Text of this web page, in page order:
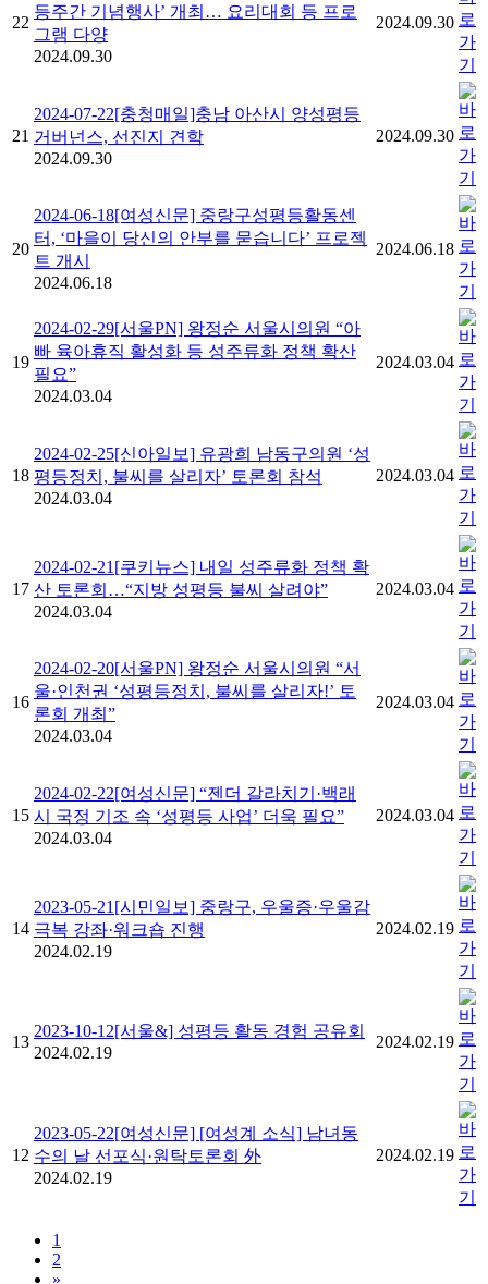
22
등주간 기념행사’ 개최… 요리대회 등 프로
그램 다양
2024.09.30
2024.09.30
21
2024-07-22[충청매일]충남 아산시 양성평등
거버넌스, 선진지 견학
2024.09.30
2024.09.30
20
2024-06-18[여성신문] 중랑구성평등활동센
터, ‘마을이 당신의 안부를 묻습니다’ 프로젝
트 개시
2024.06.18
2024.06.18
19
2024-02-29[서울PN] 왕정순 서울시의원 “아
빠 육아휴직 활성화 등 성주류화 정책 확산
필요”
2024.03.04
2024.03.04
18
2024-02-25[신아일보] 유광희 남동구의원 ‘성
평등정치, 불씨를 살리자’ 토론회 참석
2024.03.04
2024.03.04
17
2024-02-21[쿠키뉴스] 내일 성주류화 정책 확
산 토론회…“지방 성평등 불씨 살려야”
2024.03.04
2024.03.04
16
2024-02-20[서울PN] 왕정순 서울시의원 “서
울·인천권 ‘성평등정치, 불씨를 살리자!’ 토
론회 개최”
2024.03.04
2024.03.04
15
2024-02-22[여성신문] “젠더 갈라치기·백래
시 국정 기조 속 ‘성평등 사업’ 더욱 필요”
2024.03.04
2024.03.04
14
2023-05-21[시민일보] 중랑구, 우울증·우울감
극복 강좌·워크숍 진행
2024.02.19
2024.02.19
13
2023-10-12[서울&] 성평등 활동 경험 공유회
2024.02.19
2024.02.19
12
2023-05-22[여성신문] [여성계 소식] 남녀동
수의 날 선포식·원탁토론회 外
2024.02.19
2024.02.19
1
2
»